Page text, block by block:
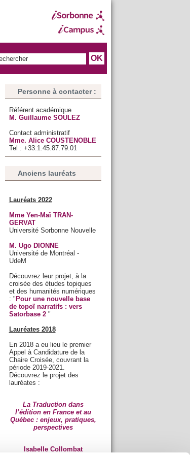
Personne à contacter :
Référent académique
M. Guillaume SOULEZ
Contact administratif
Mme. Alice COUSTENOBLE
Tel : +33.1.45.87.79.01
Anciens lauréats
Lauréats 2022
Mme Yen-Maï TRAN-
GERVAT
Université Sorbonne Nouvelle
M. Ugo DIONNE
Université de Montréal -
UdeM
Découvrez leur projet, à la
croisée des études topiques
et des humanités numériques
: "Pour une nouvelle base
de topoï narratifs : vers
Satorbase 2 "
Lauréates 2018
En 2018 a eu lieu le premier
Appel à Candidature de la
Chaire Croisée, couvrant la
période 2019-2021.
Découvrez le projet des
lauréates :
La Traduction dans
l’édition en France et au
Québec : enjeux, pratiques,
perspectives
Isabelle Collombat